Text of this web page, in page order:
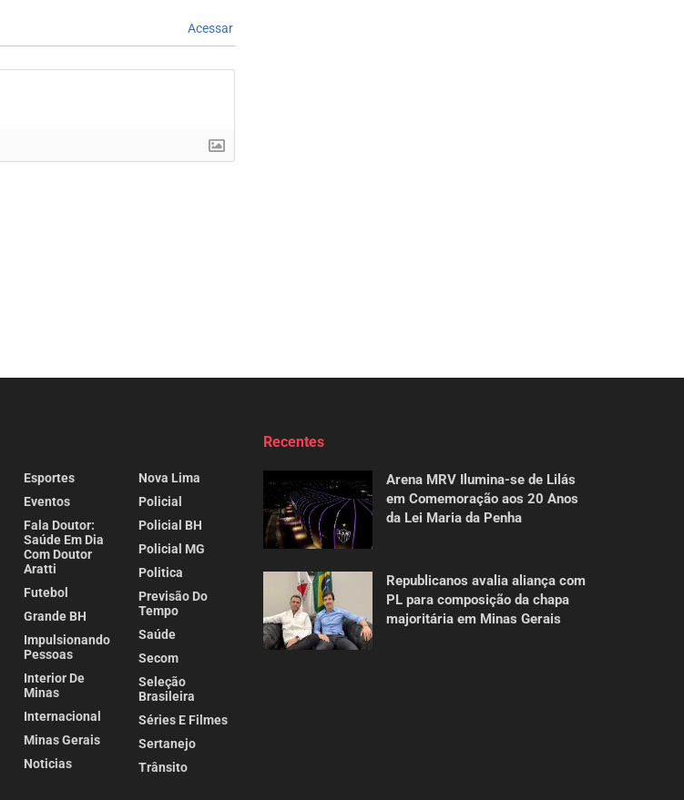
Acessar
Esportes
Eventos
Fala Doutor:
Saúde Em Dia
Com Doutor
Aratti
Futebol
Grande BH
Impulsionando
Pessoas
Interior De
Minas
Internacional
Minas Gerais
Noticias
Nova Lima
Policial
Policial BH
Policial MG
Politica
Previsão Do
Tempo
Saúde
Secom
Seleção
Brasileira
Séries E Filmes
Sertanejo
Trânsito
Recentes
Arena MRV Ilumina-se de Lilás
em Comemoração aos 20 Anos
da Lei Maria da Penha
Republicanos avalia aliança com
PL para composição da chapa
majoritária em Minas Gerais